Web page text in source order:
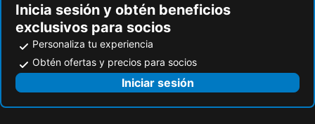
Inicia sesión y obtén beneficios
exclusivos para socios
Personaliza tu experiencia
Obtén ofertas y precios para socios
Iniciar sesión